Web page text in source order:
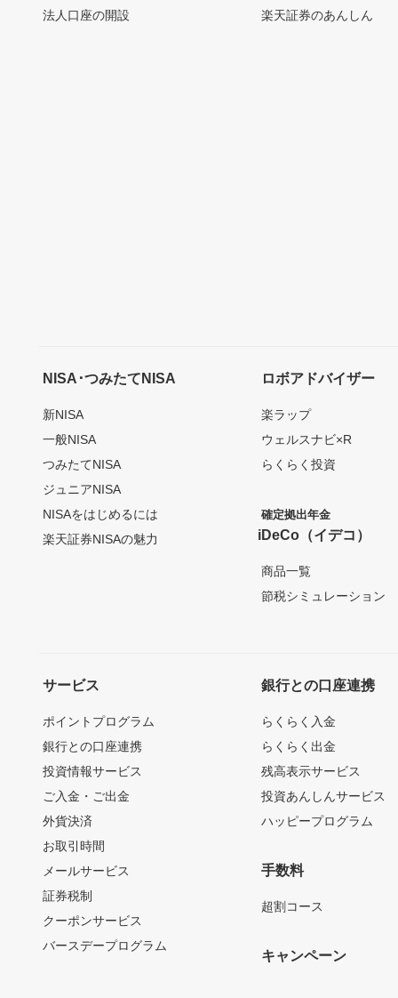
法人口座の開設 楽天証券のあんしん
NISA･つみたてNISA
新NISA
一般NISA
つみたてNISA
ジュニアNISA
NISAをはじめるには
楽天証券NISAの魅力
ロボアドバイザー
楽ラップ
ウェルスナビ×R
らくらく投資
確定拠出年金
iDeCo（イデコ）
商品一覧
節税シミュレーション
サービス
ポイントプログラム
銀行との口座連携
投資情報サービス
ご入金・ご出金
外貨決済
お取引時間
メールサービス
証券税制
クーポンサービス
バースデープログラム
銀行との口座連携
らくらく入金
らくらく出金
残高表示サービス
投資あんしんサービス
ハッピープログラム
手数料
超割コース
キャンペーン